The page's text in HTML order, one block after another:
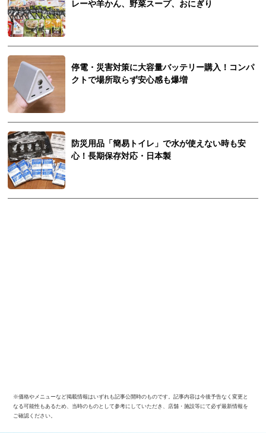
レーや羊かん、野菜スープ、おにぎり
停電・災害対策に大容量バッテリー購入！コンパ
クトで場所取らず安心感も爆増
防災用品「簡易トイレ」で水が使えない時も安
心！長期保存対応・日本製
※価格やメニューなど掲載情報はいずれも記事公開時のものです。記事内容は今後予告なく変更と
なる可能性もあるため、当時のものとして参考にしていただき、店舗・施設等にて必ず最新情報を
ご確認ください。